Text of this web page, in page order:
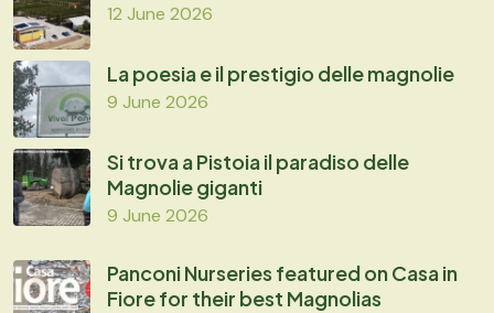
12 June 2026
La poesia e il prestigio delle magnolie
9 June 2026
Si trova a Pistoia il paradiso delle
Magnolie giganti
9 June 2026
Panconi Nurseries featured on Casa in
Fiore for their best Magnolias